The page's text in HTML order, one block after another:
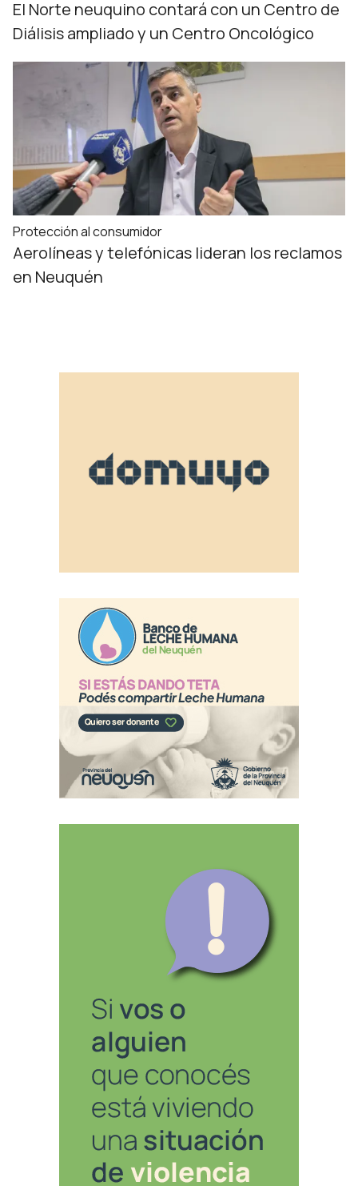
El Norte neuquino contará con un Centro de
Diálisis ampliado y un Centro Oncológico
Protección al consumidor
Aerolíneas y telefónicas lideran los reclamos
en Neuquén